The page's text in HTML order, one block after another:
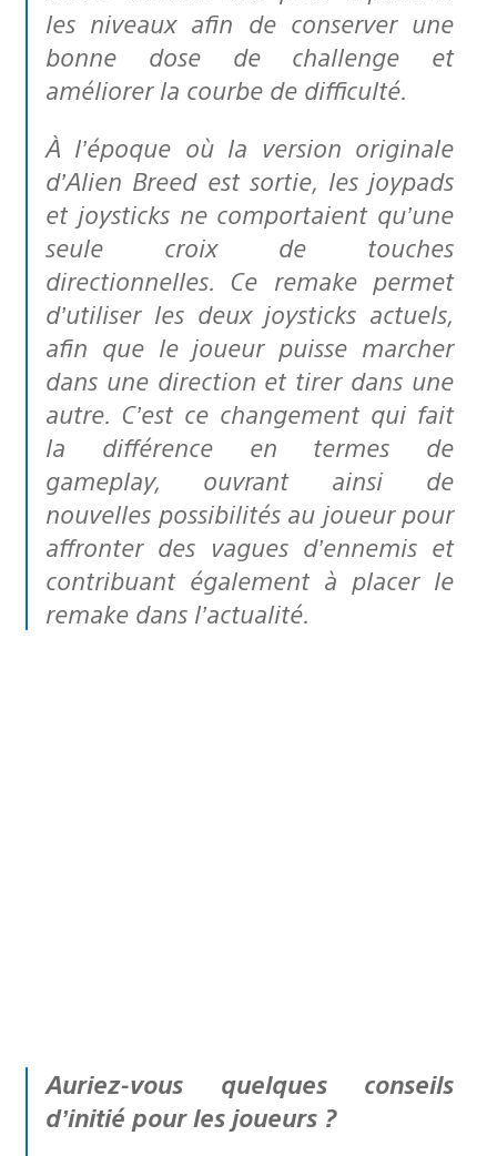
les niveaux afin de conserver une
bonne dose de challenge et
améliorer la courbe de difficulté.
À l’époque où la version originale
d’Alien Breed est sortie, les joypads
et joysticks ne comportaient qu’une
seule croix de touches
directionnelles. Ce remake permet
d’utiliser les deux joysticks actuels,
afin que le joueur puisse marcher
dans une direction et tirer dans une
autre. C’est ce changement qui fait
la différence en termes de
gameplay, ouvrant ainsi de
nouvelles possibilités au joueur pour
affronter des vagues d’ennemis et
contribuant également à placer le
remake dans l’actualité.
Auriez-vous quelques conseils
d’initié pour les joueurs ?